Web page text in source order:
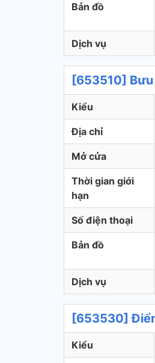
Bản đồ
Dịch vụ
[653510]
Kiểu
Địa chỉ
Mở cửa
Thời gian giới
hạn
Số điện thoại
Bản đồ
Dịch vụ
[653530]
Kiểu